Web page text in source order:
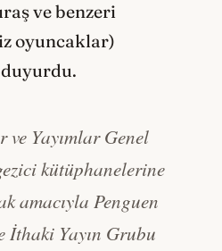
ve benzeri
oyuncaklar)
Yayımlar Genel
kütüphanelerine
amacıyla Penguen
İthaki Yayın Grubu